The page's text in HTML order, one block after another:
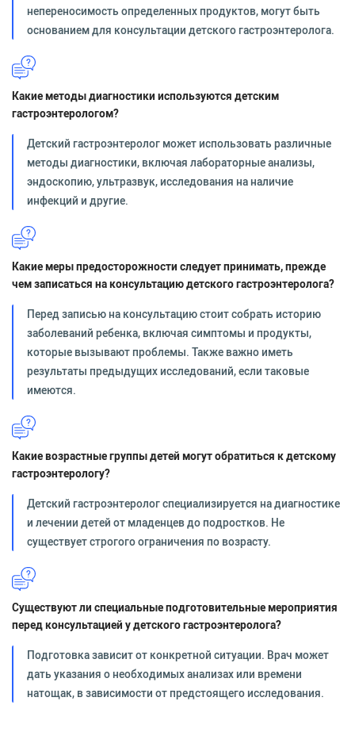
непереносимость определенных продуктов, могут быть
основанием для консультации детского гастроэнтеролога.
Какие методы диагностики используются детским
гастроэнтерологом?
Детский гастроэнтеролог может использовать различные
методы диагностики, включая лабораторные анализы,
эндоскопию, ультразвук, исследования на наличие
инфекций и другие.
Какие меры предосторожности следует принимать, прежде
чем записаться на консультацию детского гастроэнтеролога?
Перед записью на консультацию стоит собрать историю
заболеваний ребенка, включая симптомы и продукты,
которые вызывают проблемы. Также важно иметь
результаты предыдущих исследований, если таковые
имеются.
Какие возрастные группы детей могут обратиться к детскому
гастроэнтерологу?
Детский гастроэнтеролог специализируется на диагностике
и лечении детей от младенцев до подростков. Не
существует строгого ограничения по возрасту.
Существуют ли специальные подготовительные мероприятия
перед консультацией у детского гастроэнтеролога?
Подготовка зависит от конкретной ситуации. Врач может
дать указания о необходимых анализах или времени
натощак, в зависимости от предстоящего исследования.